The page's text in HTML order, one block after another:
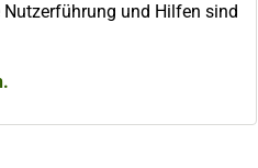
und Hilfen sind